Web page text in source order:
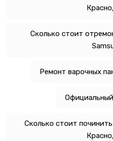
Сколько стоит
Ремонт варочных
Сколько стоит